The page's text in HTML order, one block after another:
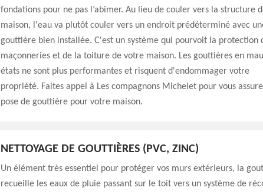
fondations pour ne pas l’abîmer. Au lieu de couler vers la structure
maison, l'eau va plutôt couler vers un endroit prédéterminé avec
gouttière bien installée. C'est un système qui pourvoit la protection
maçonneries et de la toiture de votre maison. Les gouttières en
états ne sont plus performantes et risquent d'endommager votre
propriété. Faites appel à Les compagnons Michelet pour vous
pose de gouttière pour votre maison.
NETTOYAGE DE GOUTTIÈRES (PVC, ZINC)
Un élément très essentiel pour protéger vos murs extérieurs, la
recueille les eaux de pluie passant sur le toit vers un système de